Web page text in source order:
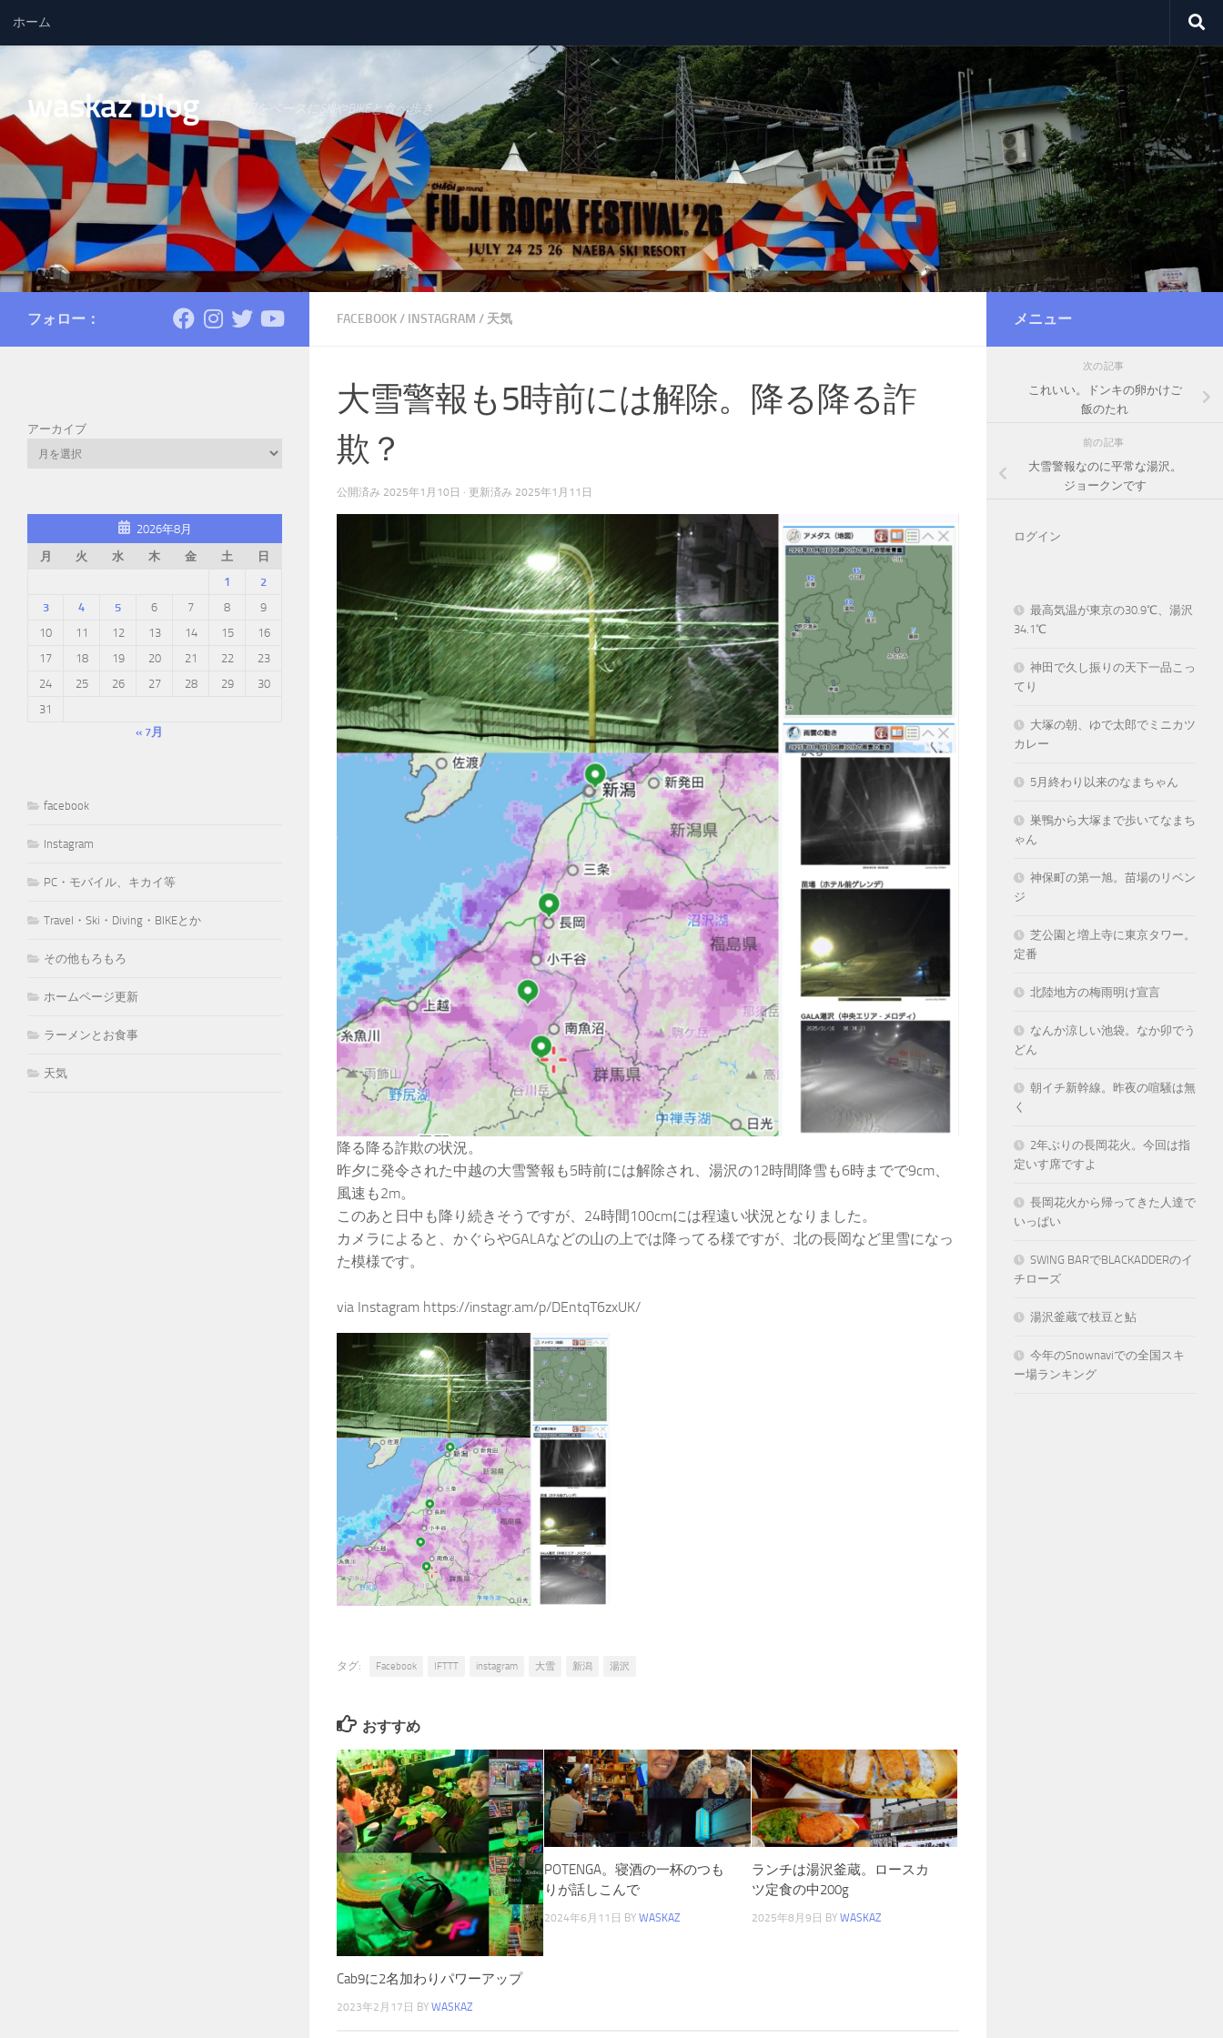
コンテンツへスキップ
ホーム
waskaz blog 南魚沼をベースにSKIやBIKEと食べ歩き
FACEBOOK/ INSTAGRAM /天気
大雪警報も5時前には解除。降る降る詐
欺？
公開済み 2025年1月10日 · 更新済み 2025年1月11日
降る降る詐欺の状況。
昨夕に発令された中越の大雪警報も5時前には解除され、湯沢の12時間降雪も6時までで9cm、
風速も2m。
このあと日中も降り続きそうですが、24時間100cmには程遠い状況となりました。
カメラによると、かぐらやGALAなどの山の上では降ってる様ですが、北の長岡など里雪になっ
た模様です。
via Instagram https://instagr.am/p/DEntqT6zxUK/
タグ: Facebook IFTTT instagram 大雪 新潟 湯沢
おすすめ
Cab9に2名加わりパワーアップ
2023年2月17日 BY WASKAZ
POTENGA。寝酒の一杯のつも
りが話しこんで
2024年6月11日 BY WASKAZ
ランチは湯沢釜蔵。ロースカ
ツ定食の中200g
2025年8月9日 BY WASKAZ
フォロー：
アーカイブ
2026年8月
月
火 水 木 金 土
日
1
2
3
4 5 6 7 8
9
10
11 12 13 14 15
16
17
18 19 20 21 22
23
24
25 26 27 28 29
30
31
« 7月
facebook
Instagram
PC・モバイル、キカイ等
Travel・Ski・Diving・BIKEとか
その他もろもろ
ホームページ更新
ラーメンとお食事
天気
メニュー
次の記事
これいい。ドンキの卵かけご
飯のたれ
前の記事
大雪警報なのに平常な湯沢。
ジョークンです
ログイン
最高気温が東京の30.9℃、湯沢
34.1℃
神田で久し振りの天下一品こっ
てり
大塚の朝、ゆで太郎でミニカツ
カレー
5月終わり以来のなまちゃん
巣鴨から大塚まで歩いてなまち
ゃん
神保町の第一旭。苗場のリベン
ジ
芝公園と増上寺に東京タワー。
定番
北陸地方の梅雨明け宣言
なんか涼しい池袋。なか卯でう
どん
朝イチ新幹線。昨夜の喧騒は無
く
2年ぶりの長岡花火。今回は指
定いす席ですよ
長岡花火から帰ってきた人達で
いっぱい
SWING BARでBLACKADDERのイ
チローズ
湯沢釜蔵で枝豆と鮎
今年のSnownaviでの全国スキ
ー場ランキング